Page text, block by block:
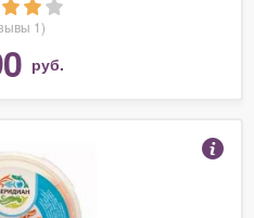
1)
руб.